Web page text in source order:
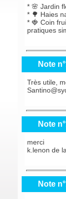
* 🌸 Jardin
* 🌳 Haies
* 🍓 Coin
pratiques
Note
Très utile,
Santino@
Note
merci
k.lenon de
Note